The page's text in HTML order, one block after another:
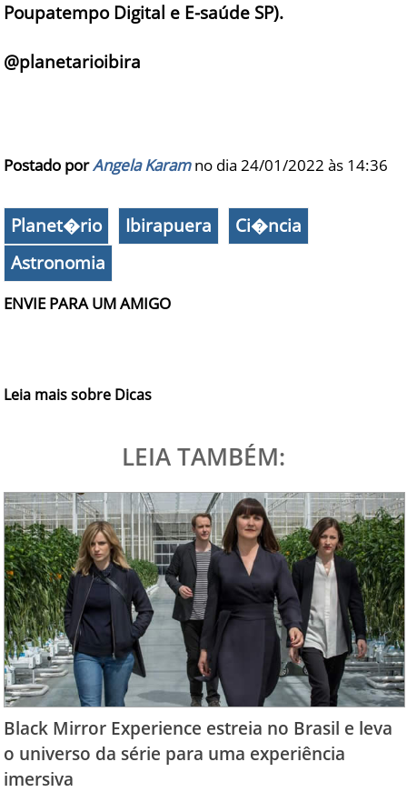
Poupatempo Digital e E-saúde SP).
@planetarioibira
Postado porAngela Karamno dia 24/01/2022 às 14:36
Planet�rio Ibirapuera
Ci�ncia
Astronomia
ENVIE PARA UM AMIGO
Leia mais sobre Dicas
LEIA TAMBÉM:
Black Mirror Experience estreia no Brasil e leva
o universo da série para uma experiência
imersiva